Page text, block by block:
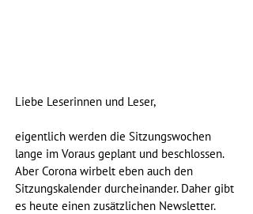
Liebe Leserinnen und Leser,
eigentlich werden die Sitzungswochen
lange im Voraus geplant und beschlossen.
Aber Corona wirbelt eben auch den
Sitzungskalender durcheinander. Daher gibt
es heute einen zusätzlichen Newsletter.